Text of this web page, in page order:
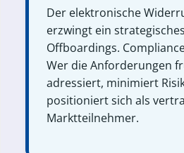
Der elektronische
erzwingt ein
Offboardings.
Wer die Anforderungen
adressiert, minimiert
positioniert sich als
Marktteilnehmer.